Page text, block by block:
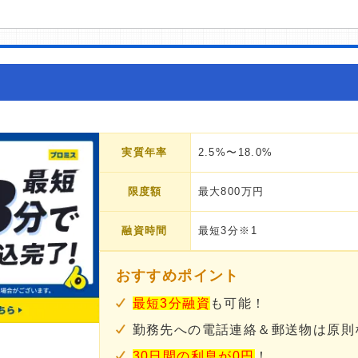
実質年率 2.5%〜18.0%
限度額 最大800万円
融資時間 最短3分※1
おすすめポイント
最短3分融資 も可能！
勤務先への電話連絡＆郵送物は原則